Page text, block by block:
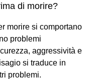
di morire?
morire si comportano
problemi
aggressività e
si traduce in
problemi.